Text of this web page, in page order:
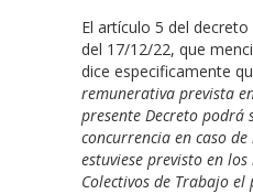
El artículo 5 del decreto
del 17/12/22, que
dice especificamente
remunerativa prevista
presente Decreto
concurrencia en caso
estuviese previsto en
Colectivos de Trabajo el